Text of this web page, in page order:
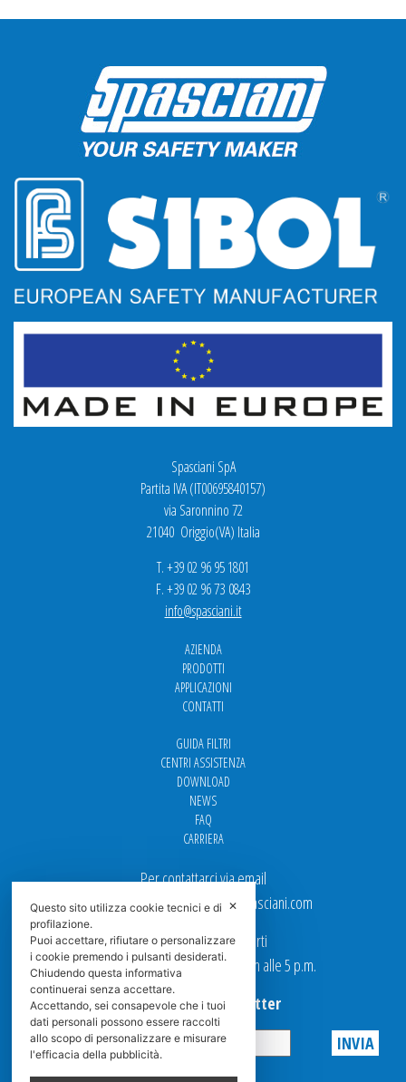
Spasciani SpA
Partita IVA (IT00695840157)
via Saronnino 72
21040 Origgio(VA) Italia
T. +39 02 96 95 1801
F. +39 02 96 73 0843
info@spasciani.it
AZIENDA
PRODOTTI
APPLICAZIONI
CONTATTI
GUIDA FILTRI
CENTRI ASSISTENZA
DOWNLOAD
NEWS
FAQ
CARRIERA
Per contattarci via email
Ufficio Vendite: italy.sales@spasciani.com
I nostri uffici sono aperti
dal Lunedi al Venerdi dalle 9 a.m alle 5 p.m.
Iscriviti alla Newsletter
Privacy
✕
Questo sito utilizza cookie tecnici e di
profilazione.
Puoi accettare, rifiutare o personalizzare
i cookie premendo i pulsanti desiderati.
Chiudendo questa informativa
continuerai senza accettare.
Accettando, sei consapevole che i tuoi
dati personali possono essere raccolti
allo scopo di personalizzare e misurare
l'efficacia della pubblicità.